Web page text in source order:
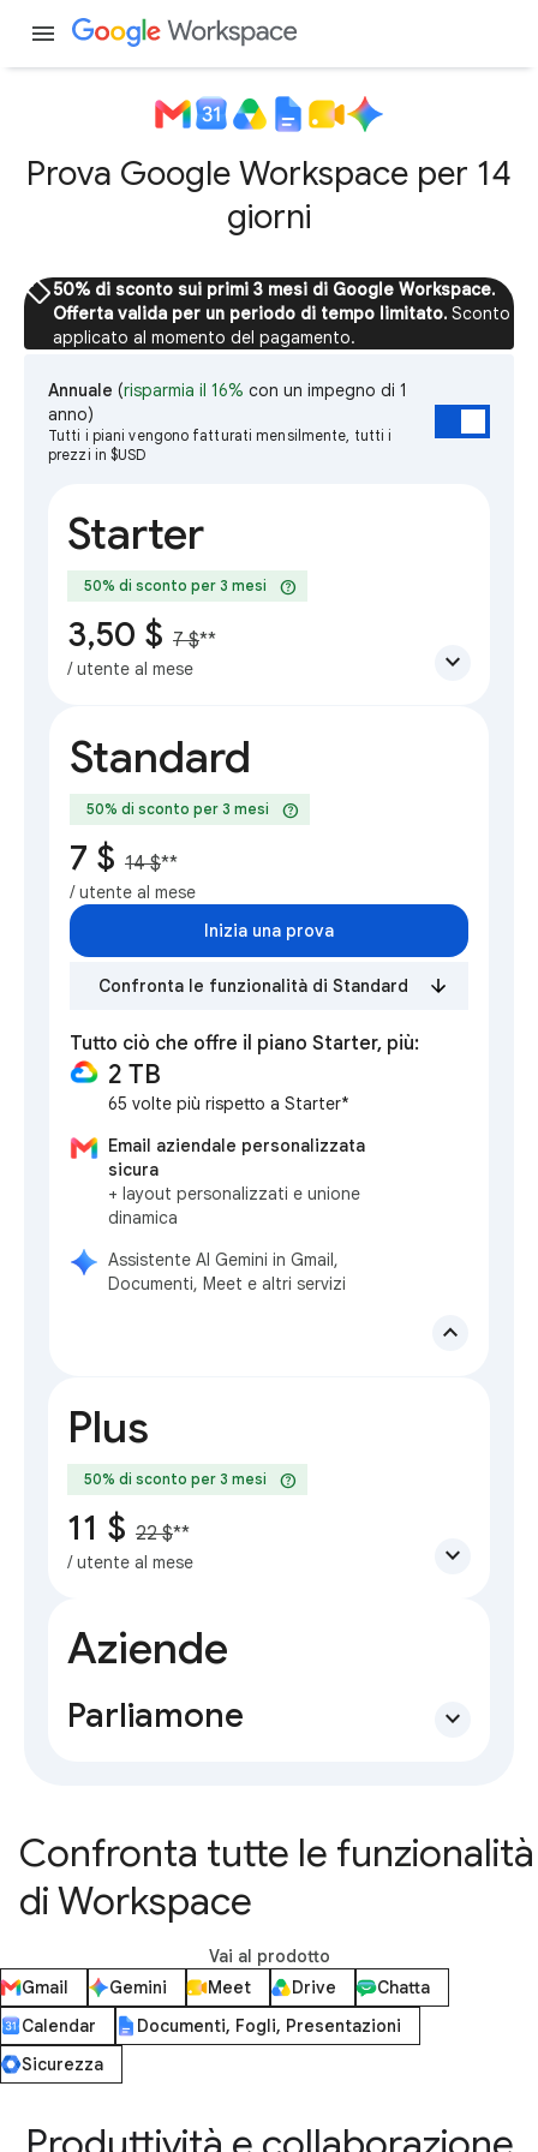
menu
Prova Google Workspace per 14
giorni
sell50% di sconto sui primi 3 mesi di Google Workspace.
Offerta valida per un periodo di tempo limitato. Sconto
applicato al momento del pagamento.
Annuale (risparmia il 16% con un impegno di 1
anno)
Tutti i piani vengono fatturati mensilmente, tutti i
prezzi in $USD
Starter
50% di sconto per 3 mesi help
3,50 $ 7 $**
/ utente al mese expand_more
Standard
50% di sconto per 3 mesi help
7 $ 14 $**
/ utente al mese
Inizia una prova
Confronta le funzionalità di Standard
Tutto ciò che offre il piano Starter, più:
2 TB
65 volte più rispetto a Starter*
Email aziendale personalizzata
sicura
+ layout personalizzati e unione
dinamica
Assistente AI Gemini in Gmail,
Documenti, Meet e altri servizi
expand_less
Plus
50% di sconto per 3 mesi help
11 $ 22 $**
/ utente al mese expand_more
Aziende
Parliamone expand_more
Confronta tutte le funzionalità
di Workspace
Vai al prodotto
Gmail
Gemini Meet Drive
Chatta
Calendar
Documenti, Fogli, Presentazioni
Sicurezza